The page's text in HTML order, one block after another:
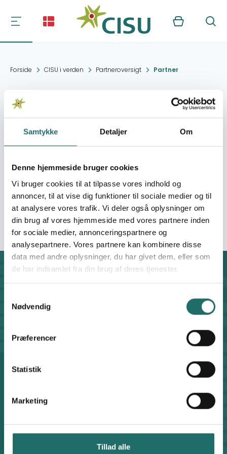
Samtykke Detaljer Om
Denne hjemmeside bruger cookies
Vi bruger cookies til at tilpasse vores indhold og
annoncer, til at vise dig funktioner til sociale medier og til
at analysere vores trafik. Vi deler også oplysninger om
din brug af vores hjemmeside med vores partnere inden
for sociale medier, annonceringspartnere og
analysepartnere. Vores partnere kan kombinere disse
data med andre oplysninger, du har givet dem, eller som
de har indsamlet fra din brug af deres tjenester.
Nødvendig
Præferencer
Statistik
Marketing
Tillad alle
Kurv Søg
Forside CISU i verden Partneroversigt Partner
Children at Risk
Action Network
(CRANE)
Organisation: Viva Danmark
Klosterport 4x, 8000 Aarhus
Kontakt sekretariatet på hverdage kl. 10-14 på:
cisu@cisu.dk
Genveje
Artikler
Indgiv en klage
Persondatapolitik